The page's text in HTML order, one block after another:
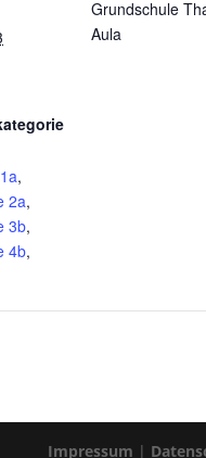
,
2a,
3b,
4b,
Grundschule
Aula
Impressum |